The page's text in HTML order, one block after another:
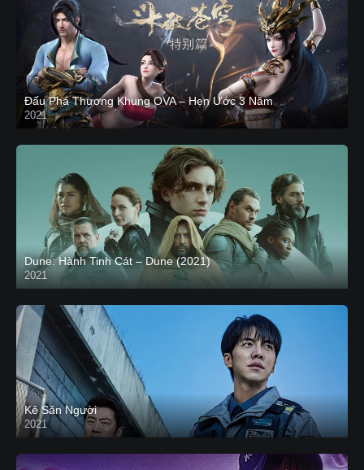
Đấu Phá Thương Khung OVA – Hẹn Ước 3 Năm
2021
Dune: Hành Tinh Cát – Dune (2021)
2021
HD VIETSUB
Kẻ Săn Người
2021